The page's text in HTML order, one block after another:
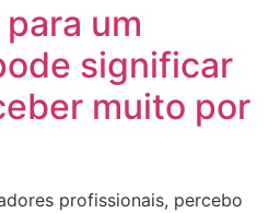
um
significar
muito por
profissionais, percebo